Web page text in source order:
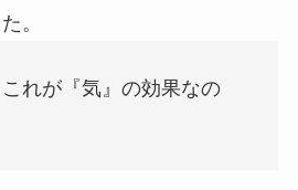
。
れが『気』の効果なの